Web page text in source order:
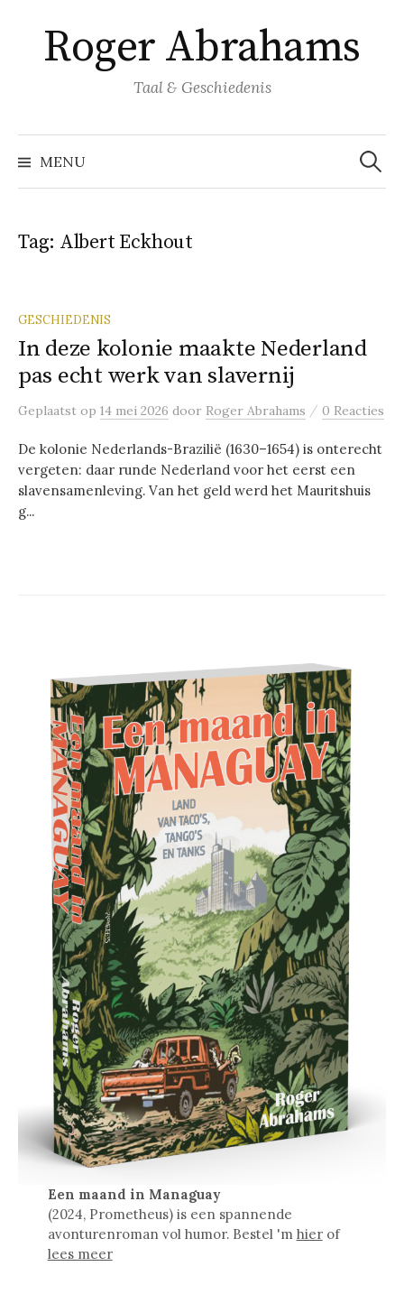
inhoud
springen
Roger Abrahams
Taal & Geschiedenis
MENU
Zoeken
naar:
Tag: Albert Eckhout
GESCHIEDENIS
In deze kolonie maakte Nederland
pas echt werk van slavernij
Geplaatst op 14 mei 2026 door Roger Abrahams / 0 Reacties
De kolonie Nederlands-Brazilië (1630–1654) is onterecht
vergeten: daar runde Nederland voor het eerst een
slavensamenleving. Van het geld werd het Mauritshuis
g...
Een maand in Managuay
(2024, Prometheus) is een spannende
avonturenroman vol humor. Bestel 'm hierof
lees meer